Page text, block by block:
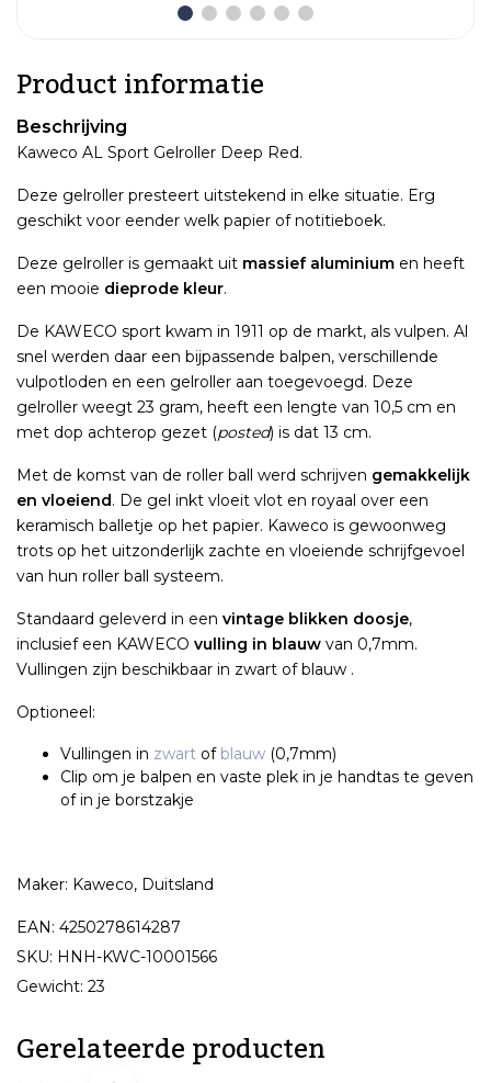
Product informatie
Beschrijving
Kaweco AL Sport Gelroller Deep Red.
Deze gelroller presteert uitstekend in elke situatie. Erg
geschikt voor eender welk papier of notitieboek.
Deze gelroller is gemaakt uit massief aluminium en heeft
een mooie dieprode kleur.
De KAWECO sport kwam in 1911 op de markt, als vulpen. Al
snel werden daar een bijpassende balpen, verschillende
vulpotloden en een gelroller aan toegevoegd. Deze
gelroller weegt 23 gram, heeft een lengte van 10,5 cm en
met dop achterop gezet (posted) is dat 13 cm.
Met de komst van de roller ball werd schrijven gemakkelijk
en vloeiend. De gel inkt vloeit vlot en royaal over een
keramisch balletje op het papier. Kaweco is gewoonweg
trots op het uitzonderlijk zachte en vloeiende schrijfgevoel
van hun roller ball systeem.
Standaard geleverd in een vintage blikken doosje,
inclusief een KAWECO vulling in blauw van 0,7mm.
Vullingen zijn beschikbaar in zwart of blauw .
Optioneel:
Vullingen in zwart of blauw (0,7mm)
Clip om je balpen en vaste plek in je handtas te geven
of in je borstzakje
Maker: Kaweco, Duitsland
EAN: 4250278614287
SKU: HNH-KWC-10001566
Gewicht: 23
Gerelateerde producten